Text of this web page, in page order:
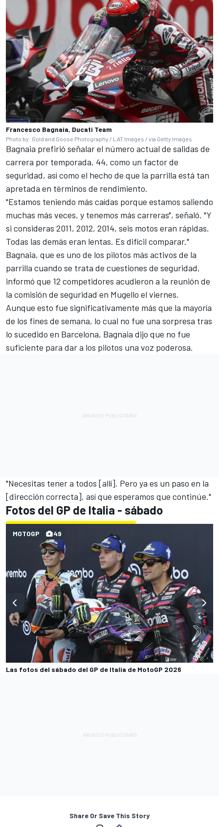
Francesco Bagnaia, Ducati Team
Photo by: Gold and Goose Photography / LAT Images / via Getty Images
Bagnaia prefirió señalar el número actual de salidas de
carrera por temporada, 44, como un factor de
seguridad, así como el hecho de que la parrilla está tan
apretada en términos de rendimiento.
"Estamos teniendo más caídas porque estamos saliendo
muchas más veces, y tenemos más carreras", señaló. "Y
si consideras 2011, 2012, 2014, seis motos eran rápidas.
Todas las demás eran lentas. Es difícil comparar."
Bagnaia, que es uno de los pilotos más activos de la
parrilla cuando se trata de cuestiones de seguridad,
informó que 12 competidores acudieron a la reunión de
la comisión de seguridad en Mugello el viernes.
Aunque esto fue significativamente más que la mayoría
de los fines de semana, lo cual no fue una sorpresa tras
lo sucedido en Barcelona, Bagnaia dijo que no fue
suficiente para dar a los pilotos una voz poderosa.
"Necesitas tener a todos [allí]. Pero ya es un paso en la
[dirección correcta], así que esperamos que continúe."
Fotos del GP de Italia - sábado
Las fotos del sábado del GP de Italia de MotoGP 2026
MOTOGP 49
Share Or Save This Story